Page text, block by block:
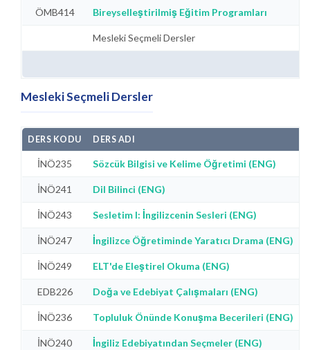
ÖMB414 Bireyselleştirilmiş Eğitim Programları
Mesleki Seçmeli Dersler
Mesleki Seçmeli Dersler
DERS KODU DERS ADI
İNÖ235 Sözcük Bilgisi ve Kelime Öğretimi (ENG)
İNÖ241 Dil Bilinci (ENG)
İNÖ243 Sesletim I: İngilizcenin Sesleri (ENG)
İNÖ247 İngilizce Öğretiminde Yaratıcı Drama (ENG)
İNÖ249 ELT'de Eleştirel Okuma (ENG)
EDB226 Doğa ve Edebiyat Çalışmaları (ENG)
İNÖ236 Topluluk Önünde Konuşma Becerileri (ENG)
İNÖ240 İngiliz Edebiyatından Seçmeler (ENG)